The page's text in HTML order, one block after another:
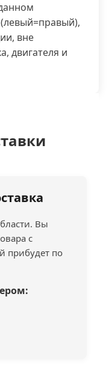
вне
двигателя и
Вы
с
прибудет по